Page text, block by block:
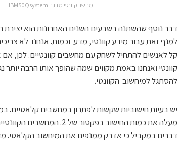
מחשב קוונטי מדגם IBM50Qsystem
דבר נוסף שהשתנה בשבעים השנים האחרונות הוא יצירת
למנף זאת עבור מידע קוונטי, מדע וכמות. אנחנו לא
קל לאנשים להתחיל לשחק עם מחשבים קוונטיים. לכן,
קוונטי ואנחנו באמת מקווים שמה שהופך אותו הרבה יותר
להסתגל למיחשוב הקוונטי.
יש בעיות חישוביות שקשות לפתרון במחשבים
דברים במקביל כי אז רק ממנפים את המיחשוב הקלאסי.